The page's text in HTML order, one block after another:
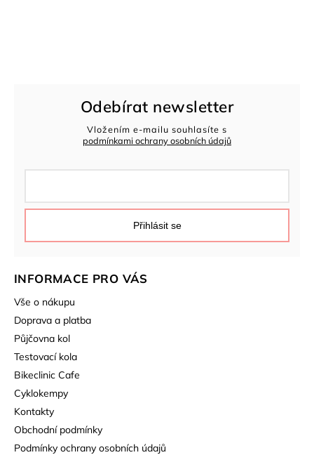
INFORMACE PRO VÁS
Vše o nákupu
Doprava a platba
Půjčovna kol
Testovací kola
Bikeclinic Cafe
Cyklokempy
Kontakty
Obchodní podmínky
Podmínky ochrany osobních údajů
Odebírat newsletter
Vložením e-mailu souhlasíte s
podmínkami ochrany osobních údajů
Přihlásit se